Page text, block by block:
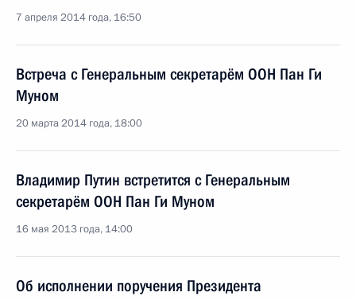
7 апреля 2014 года, 16:50
Встреча с Генеральным секретарём ООН Пан Ги
Муном
20 марта 2014 года, 18:00
Владимир Путин встретится с Генеральным
секретарём ООН Пан Ги Муном
16 мая 2013 года, 14:00
Об исполнении поручения Президента